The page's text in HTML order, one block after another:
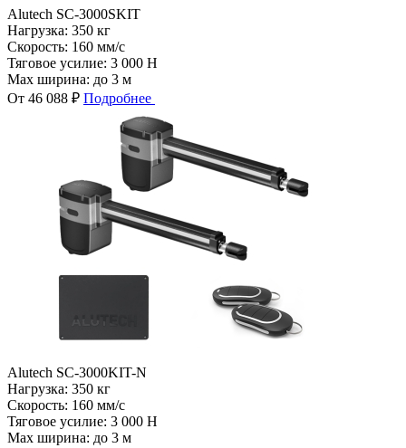
Alutech SC-3000SKIT
Нагрузка: 350 кг
Скорость: 160 мм/с
Тяговое усилие: 3 000 Н
Max ширина: до 3 м
От 46 088 ₽ Подробнее
Alutech SC-3000KIT-N
Нагрузка: 350 кг
Скорость: 160 мм/с
Тяговое усилие: 3 000 Н
Max ширина: до 3 м